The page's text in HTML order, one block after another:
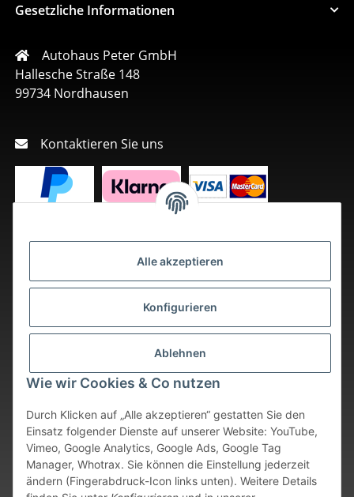
Alle akzeptieren
Konfigurieren
Ablehnen
Wie wir Cookies & Co nutzen
Durch Klicken auf „Alle akzeptieren“ gestatten Sie den
Einsatz folgender Dienste auf unserer Website: YouTube,
Vimeo, Google Analytics, Google Ads, Google Tag
Manager, Whotrax. Sie können die Einstellung jederzeit
ändern (Fingerabdruck-Icon links unten). Weitere Details
Gesetzliche Informationen
Autohaus Peter GmbH
Hallesche Straße 148
99734 Nordhausen
Kontaktieren Sie uns
Vertrag widerrufen
* Alle Preise inkl. gesetzlicher USt., zzgl. Versand . Bei sofort